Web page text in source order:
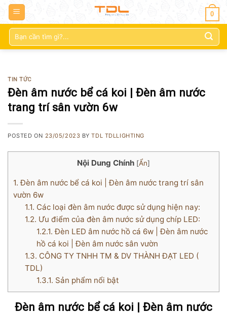
0
Tìm
kiếm:
TIN TỨC
Đèn âm nước bể cá koi | Đèn âm nước
trang trí sân vườn 6w
POSTED ON 23/05/2023 BYTDL TDLLIGHTING
Nội Dung Chính [Ẩn]
1. Đèn âm nước bể cá koi | Đèn âm nước trang trí sân
vườn 6w
1.1. Các loại đèn âm nước được sử dụng hiện nay:
1.2. Ưu điểm của đèn âm nước sử dụng chíp LED:
1.2.1. Đèn LED âm nước hồ cá 6w | Đèn âm nước
hồ cá koi | Đèn âm nước sân vườn
1.3. CÔNG TY TNHH TM & DV THÀNH ĐẠT LED (
TDL)
1.3.1. Sản phẩm nổi bật
Đèn âm nước bể cá koi | Đèn âm nước